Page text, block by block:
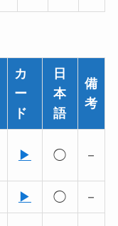
カ
ー
ド
日
本
語
備
考
▶ ◯ －
▶ ◯ －